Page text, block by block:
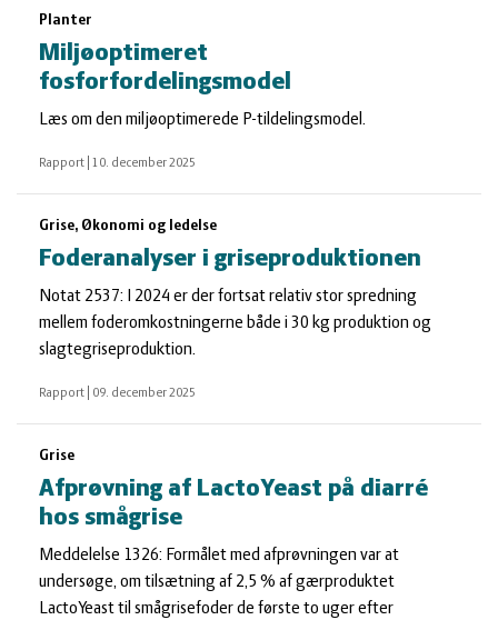
Planter
Miljøoptimeret
fosforfordelingsmodel
Læs om den miljøoptimerede P-tildelingsmodel.
Rapport 10. december 2025
Grise, Økonomi og ledelse
Foderanalyser i griseproduktionen
Notat 2537: I 2024 er der fortsat relativ stor spredning
mellem foderomkostningerne både i 30 kg produktion og
slagtegriseproduktion.
Rapport 09. december 2025
Grise
Afprøvning af LactoYeast på diarré
hos smågrise
Meddelelse 1326: Formålet med afprøvningen var at
undersøge, om tilsætning af 2,5 % af gærproduktet
LactoYeast til smågrisefoder de første to uger efter